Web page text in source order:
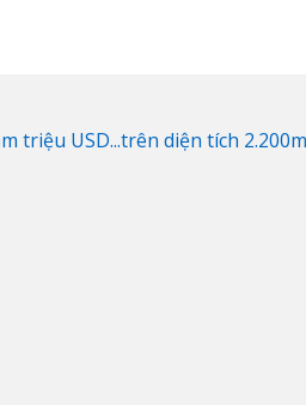
triệu USD...trên diện tích